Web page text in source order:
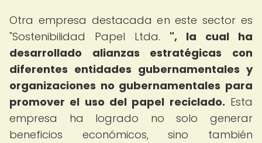
Otra empresa destacada en este sector es
"Sostenibilidad Papel Ltda. ", la cual ha
desarrollado alianzas estratégicas con
diferentes entidades gubernamentales y
organizaciones no gubernamentales para
promover el uso del papel reciclado. Esta
empresa ha logrado no solo generar
beneficios económicos, sino también